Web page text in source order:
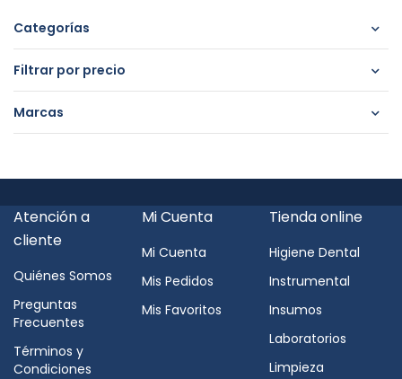
Categorías
Filtrar por precio
Marcas
Atención a
cliente
Quiénes Somos
Preguntas
Frecuentes
Términos y
Condiciones
Mi Cuenta
Mi Cuenta
Mis Pedidos
Mis Favoritos
Tienda online
Higiene Dental
Instrumental
Insumos
Laboratorios
Limpieza